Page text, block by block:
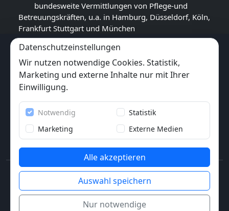
bundesweite Vermittlungen von Pflege-und
Betreuungskräften, u.a. in Hamburg, Düsseldorf, Köln,
Frankfurt Stuttgart und München
GOOGLE BEWERTUNG
★★★★★
( 14 Rezensionen)
6x★★★★★
(6 Bewertungen)
© 2013-2026 Pflegewunder.de - Alle Rechte
vorbehalten.
Datenschutzeinstellungen
Wir nutzen notwendige Cookies. Statistik,
Marketing und externe Inhalte nur mit Ihrer
Einwilligung.
Notwendig
Statistik
Marketing
Externe Medien
Alle akzeptieren
Auswahl speichern
Nur notwendige